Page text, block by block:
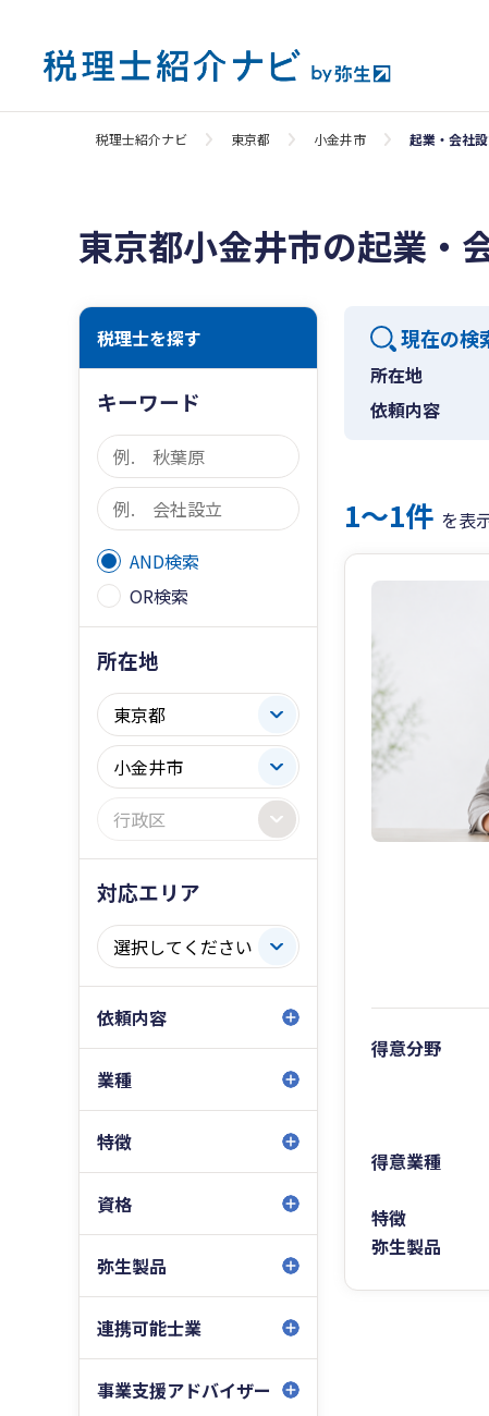
税理士紹介ナビ 東京都 小金井市 起業・会社
東京都小金井市の起業・
税理士を探す
キーワード
AND検索
OR検索
所在地
対応エリア
依頼内容
業種
特徴
資格
弥生製品
連携可能士業
事業支援アドバイザー
現在の検
所在地
依頼内容
1〜1件 を表
得意分野
得意業種
特徴
弥生製品